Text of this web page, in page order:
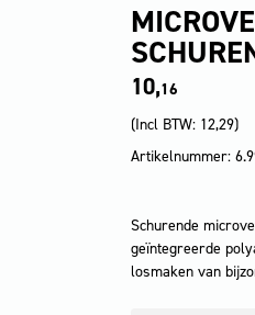
10,16
(Incl BTW: 12,29)
Artikelnummer:
Schurende
geïntegreerde
losmaken van